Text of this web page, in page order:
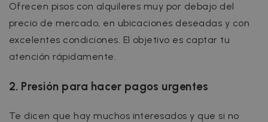
Ofrecen pisos con alquileres muy por debajo del
precio de mercado, en ubicaciones deseadas y con
excelentes condiciones. El objetivo es captar tu
atención rápidamente.
2. Presión para hacer pagos urgentes
Te dicen que hay muchos interesados y que si no